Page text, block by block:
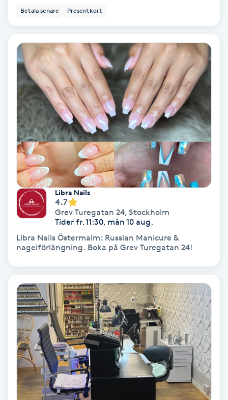
Ansiktsbehandling djuprengörande
Babylights
Balayage
Bambumassage
Barber
Barnklippning
BIAB
Blowout
Bottenfärg
Brynfärgning
Brynplockning
Bröllopsuppsättning
Betala senare Presentkort
Libra Nails
4.7
Grev Turegatan 24, Stockholm
Tider fr. 11:30, mån 10 aug.
Libra Nails Östermalm: Russian Manicure &
nagelförlängning. Boka på Grev Turegatan 24!